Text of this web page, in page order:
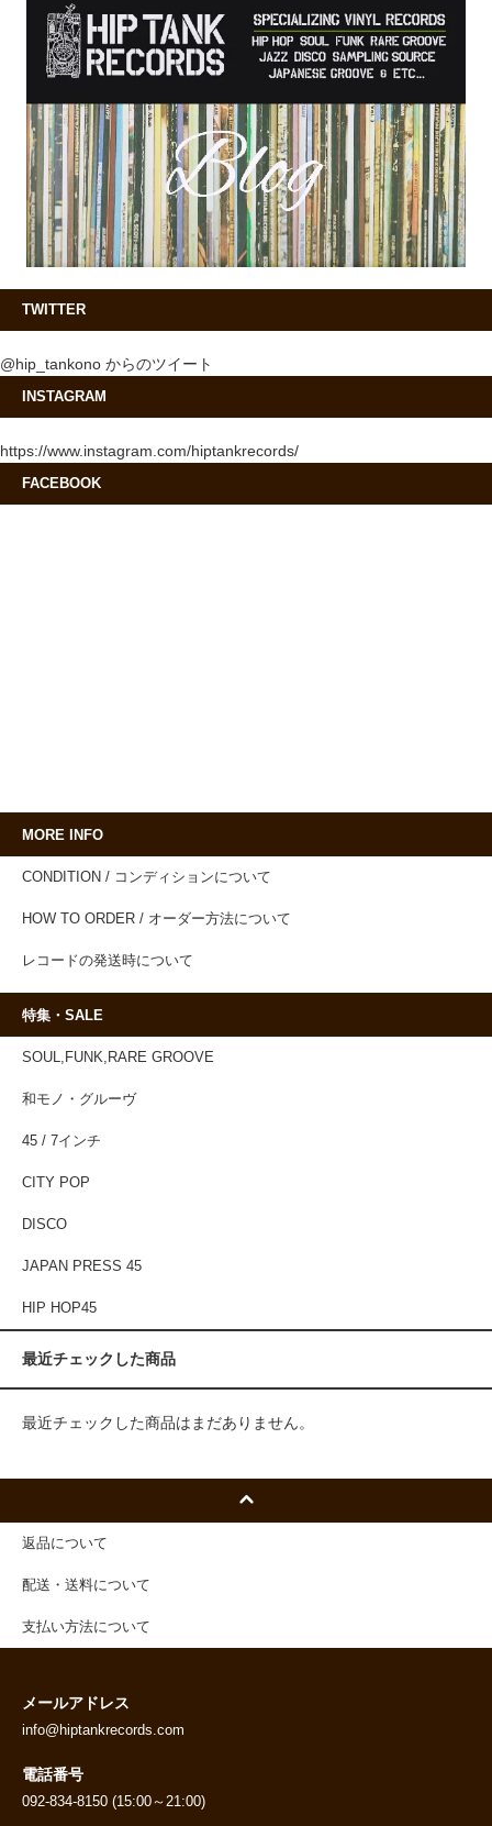
TWITTER
@hip_tankono からのツイート
INSTAGRAM
https://www.instagram.com/hiptankrecords/
FACEBOOK
MORE INFO
CONDITION / コンディションについて
HOW TO ORDER / オーダー方法について
レコードの発送時について
特集・SALE
SOUL,FUNK,RARE GROOVE
和モノ・グルーヴ
45 / 7インチ
CITY POP
DISCO
JAPAN PRESS 45
HIP HOP45
最近チェックした商品
最近チェックした商品はまだありません。
返品について
配送・送料について
支払い方法について
メールアドレス
info@hiptankrecords.com
電話番号
092-834-8150 (15:00～21:00)